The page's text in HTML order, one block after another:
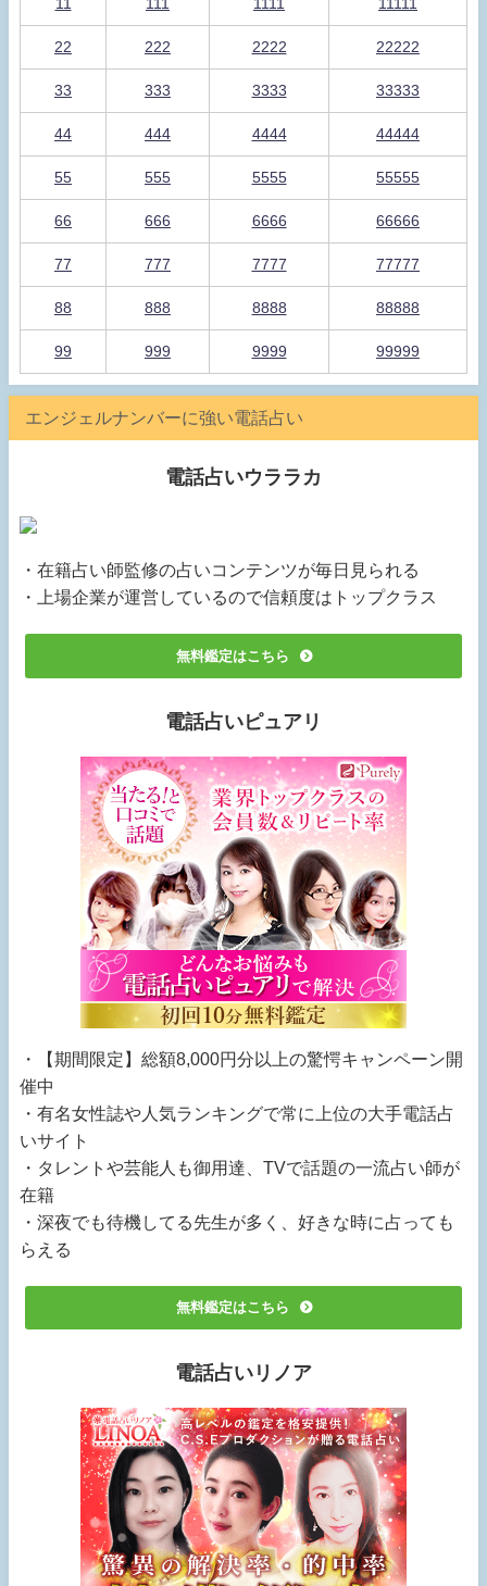
11 111 1111 11111
22 222 2222 22222
33 333 3333 33333
44 444 4444 44444
55 555 5555 55555
66 666 6666 66666
77 777 7777 77777
88 888 8888 88888
99 999 9999 99999
エンジェルナンバーに強い電話占い
電話占いウララカ
・在籍占い師監修の占いコンテンツが毎日見られる
・上場企業が運営しているので信頼度はトップクラス
無料鑑定はこちら
電話占いピュアリ
・【期間限定】総額8,000円分以上の驚愕キャンペーン開
催中
・有名女性誌や人気ランキングで常に上位の大手電話占
いサイト
・タレントや芸能人も御用達、TVで話題の一流占い師が
在籍
・深夜でも待機してる先生が多く、好きな時に占っても
らえる
無料鑑定はこちら
電話占いリノア